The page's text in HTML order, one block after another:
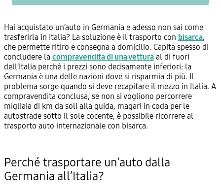
Hai acquistato un’auto in Germania e adesso non sai come
trasferirla in Italia? La soluzione è il trasporto con bisarca,
che permette ritiro e consegna a domicilio. Capita spesso di
concludere la compravendita di una vettura al di fuori
dell’Italia perché i prezzi sono decisamente inferiori: la
Germania è una delle nazioni dove si risparmia di più. Il
problema sorge quando si deve recapitare il mezzo in Italia. A
compravendita conclusa, se non si vogliono percorrere
migliaia di km da soli alla guida, magari in coda per le
autostrade sotto il sole cocente, è possibile ricorrere al
trasporto auto internazionale con bisarca.
Perché trasportare un’auto dalla
Germania all’Italia?